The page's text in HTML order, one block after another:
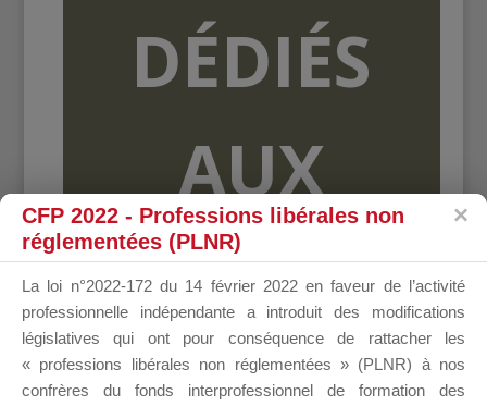
DÉDIÉS
AUX
DE
CFP 2022 - Professions libérales non
réglementées (PLNR)
La loi n°2022-172 du 14 février 2022 en faveur de l’activité
professionnelle indépendante a introduit des modifications
législatives qui ont pour conséquence de rattacher les
« professions libérales non réglementées » (PLNR) à nos
confrères du fonds interprofessionnel de formation des